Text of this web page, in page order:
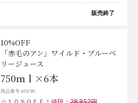
販売終了
10%OFF
「赤毛のアン」ワイルド・ブルーベ
リージュース
750ｍｌ×6本
商品番号 60690